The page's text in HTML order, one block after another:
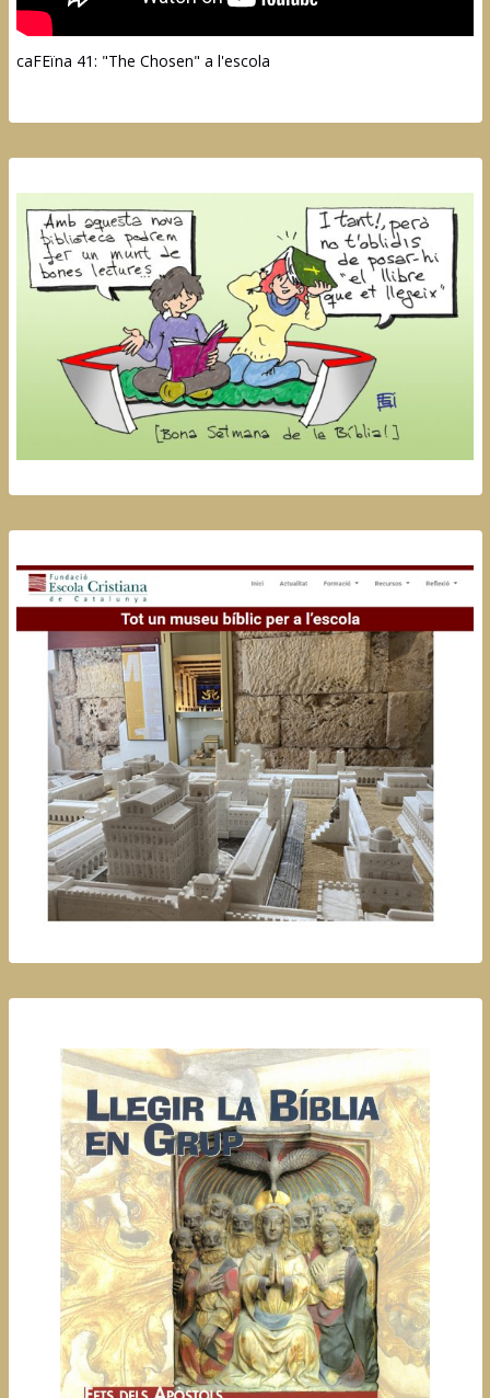
caFEïna 41: "The Chosen" a l'escola